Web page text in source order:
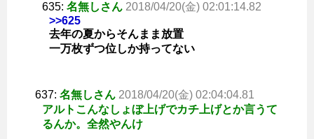
635: 名無しさん 2018/04/20(金) 02:01:14.82
>>625
去年の夏からそんまま放置
一万枚ずつ位しか持ってない
637: 名無しさん 2018/04/20(金) 02:04:04.81
アルトこんなしょぼ上げでカチ上げとか言うて
るんか。全然やんけ